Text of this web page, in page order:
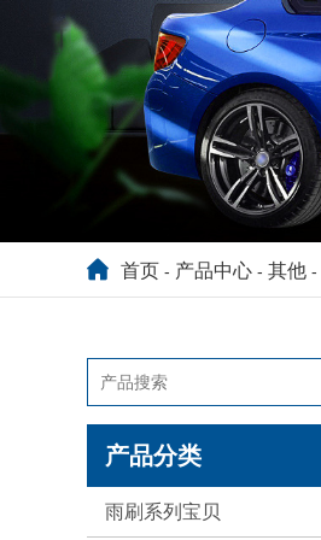
首页 - 产品中心 - 其他 -
产品分类
雨刷系列宝贝